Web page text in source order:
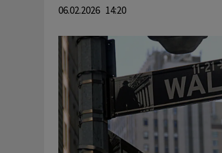
06.02.2026 14:20